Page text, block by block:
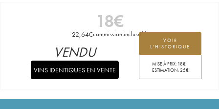
18€
22,64€commission incluse
VOIR
L'HISTORIQUE
MISE À PRIX: 18€
ESTIMATION:25€
VENDU
VINS IDENTIQUES EN VENTE